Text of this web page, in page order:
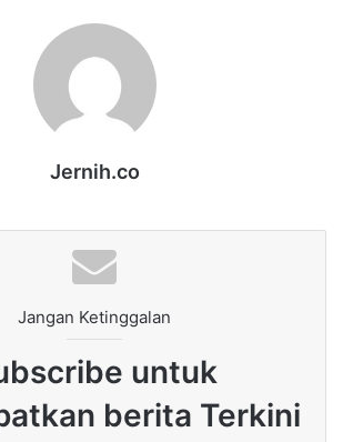
Jernih.co
Jangan Ketinggalan
untuk
berita Terkini